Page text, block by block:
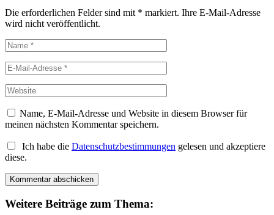
Die erforderlichen Felder sind mit * markiert. Ihre E-Mail-Adresse
wird nicht veröffentlicht.
Name, E-Mail-Adresse und Website in diesem Browser für
meinen nächsten Kommentar speichern.
Ich habe die Datenschutzbestimmungen gelesen und akzeptiere
diese.
Weitere Beiträge zum Thema: